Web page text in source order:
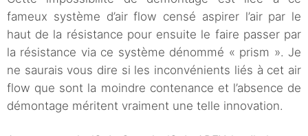
fameux système d’air flow censé aspirer l’air par le
haut de la résistance pour ensuite le faire passer par
la résistance via ce système dénommé « prism ». Je
ne saurais vous dire si les inconvénients liés à cet air
flow que sont la moindre contenance et l’absence de
démontage méritent vraiment une telle innovation.